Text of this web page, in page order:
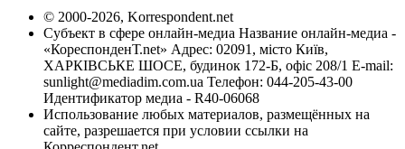
© 2000-2026, Korrespondent.net
Субъект в сфере онлайн-медиа Название онлайн-медиа -
«КореспонденТ.net» Адрес: 02091, місто Київ,
ХАРКІВСЬКЕ ШОСЕ, будинок 172-Б, офіс 208/1 E-mail:
sunlight@mediadim.com.ua Телефон: 044-205-43-00
Идентификатор медиа - R40-06068
Использование любых материалов, размещённых на
сайте, разрешается при условии ссылки на